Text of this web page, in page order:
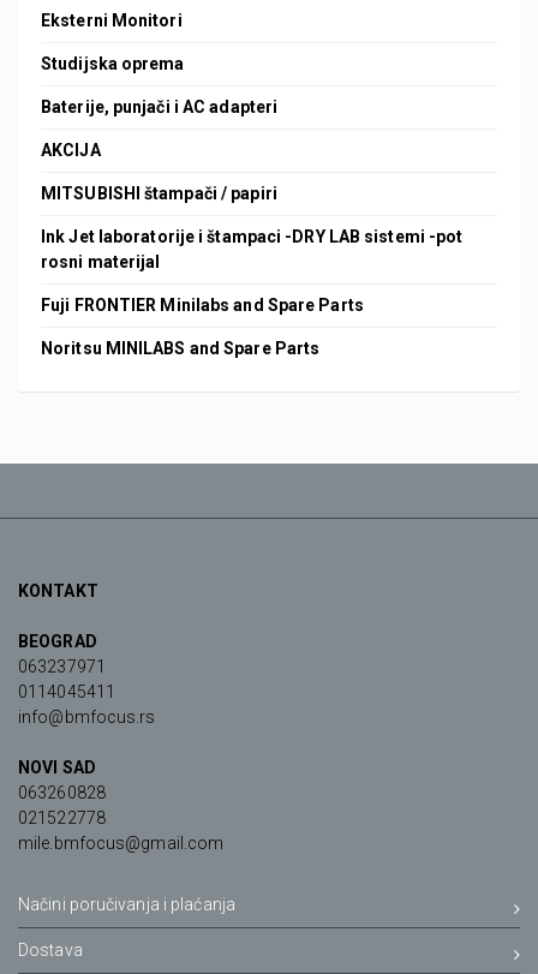
Eksterni Monitori
Studijska oprema
Baterije, punjači i AC adapteri
AKCIJA
MITSUBISHI štampači / papiri
Ink Jet laboratorije i štampaci -DRY LAB sistemi -pot
rosni materijal
Fuji FRONTIER Minilabs and Spare Parts
Noritsu MINILABS and Spare Parts
KONTAKT
BEOGRAD
063237971
0114045411
info@bmfocus.rs
NOVI SAD
063260828
021522778
mile.bmfocus@gmail.com
Načini poručivanja i plaćanja
Dostava